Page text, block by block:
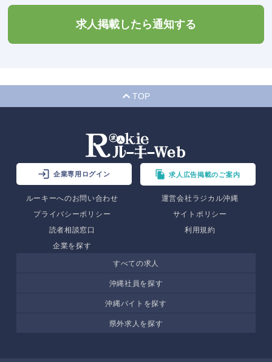
求人掲載したら通知する
TOP
企業専用ログイン 求人広告掲載のご案内
ルーキーへのお問い合わせ
運営会社ラジカル沖縄
プライバシーポリシー
サイトポリシー
読者相談窓口
利用規約
企業を探す
すべての求人
沖縄社員を探す
沖縄バイトを探す
県外求人を探す